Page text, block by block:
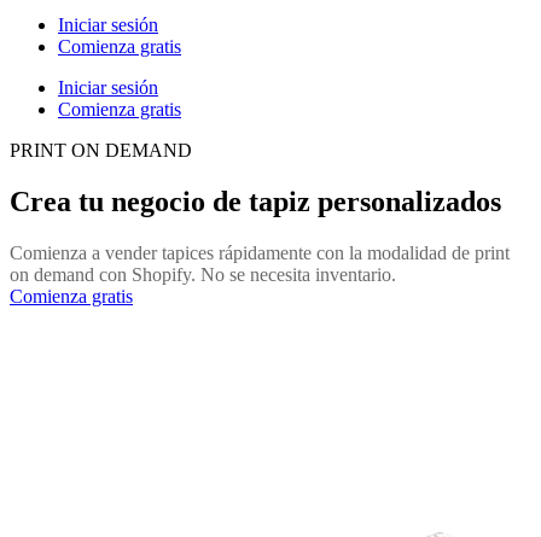
Iniciar sesión
Comienza gratis
Iniciar sesión
Comienza gratis
PRINT ON DEMAND
Crea tu negocio de tapiz personalizados
Comienza a vender tapices rápidamente con la modalidad de print
on demand con Shopify. No se necesita inventario.
Comienza gratis